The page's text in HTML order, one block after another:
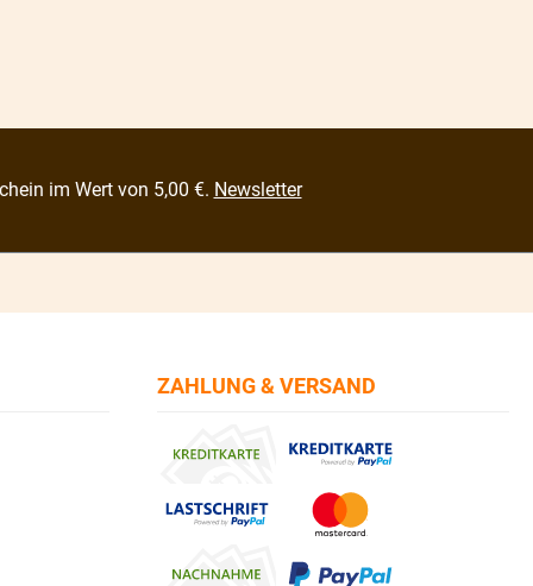
im Wert von 5,00 €. Newsletter
ZAHLUNG & VERSAND